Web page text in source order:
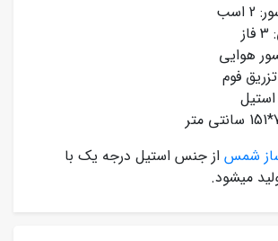
هوایی
فوم
شمس از جنس استیل درجه یک با
میشود.